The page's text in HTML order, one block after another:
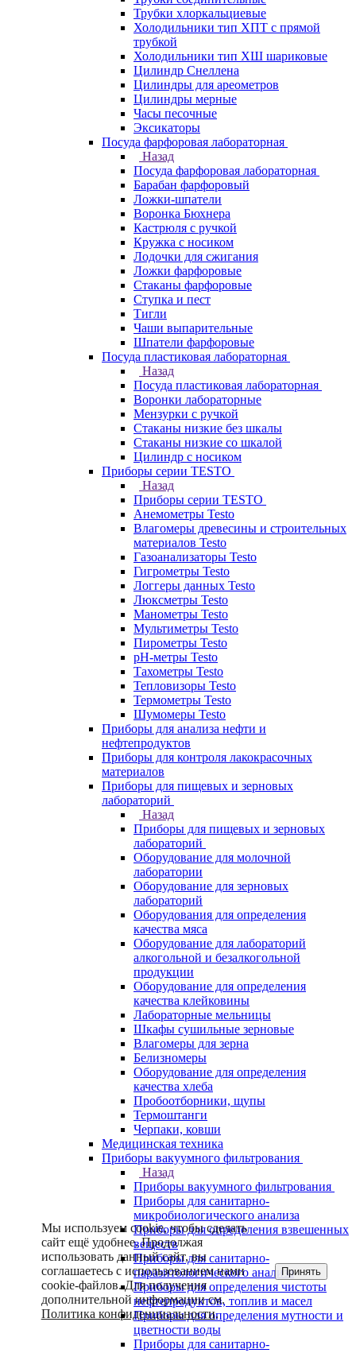
Трубки хлоркальциевые
Холодильники тип ХПТ с прямой
трубкой
Холодильники тип ХШ шариковые
Цилиндр Снеллена
Цилиндры для ареометров
Цилиндры мерные
Часы песочные
Эксикаторы
Посуда фарфоровая лабораторная
Назад
Посуда фарфоровая лабораторная
Барабан фарфоровый
Ложки-шпатели
Воронка Бюхнера
Кастрюля с ручкой
Кружка с носиком
Лодочки для сжигания
Ложки фарфоровые
Стаканы фарфоровые
Ступка и пест
Тигли
Чаши выпарительные
Шпатели фарфоровые
Посуда пластиковая лабораторная
Назад
Посуда пластиковая лабораторная
Воронки лабораторные
Мензурки с ручкой
Стаканы низкие без шкалы
Стаканы низкие со шкалой
Цилиндр с носиком
Приборы серии TESTO
Назад
Приборы серии TESTO
Анемометры Testo
Влагомеры древесины и строительных
материалов Testo
Газоанализаторы Testo
Гигрометры Testo
Логгеры данных Testo
Люксметры Testo
Манометры Testo
Мультиметры Testo
Пирометры Testo
pH-метры Testo
Тахометры Testo
Тепловизоры Testo
Термометры Testo
Шумомеры Testo
Приборы для анализа нефти и
нефтепродуктов
Приборы для контроля лакокрасочных
материалов
Приборы для пищевых и зерновых
лабораторий
Назад
Приборы для пищевых и зерновых
лабораторий
Оборудование для молочной
лаборатории
Оборудование для зерновых
лабораторий
Оборудования для определения
качества мяса
Оборудование для лабораторий
алкогольной и безалкогольной
продукции
Оборудование для определения
качества клейковины
Лабораторные мельницы
Шкафы сушильные зерновые
Влагомеры для зерна
Белизномеры
Оборудование для определения
качества хлеба
Пробоотборники, щупы
Термоштанги
Черпаки, ковши
Медицинская техника
Приборы вакуумного фильтрования
Назад
Приборы вакуумного фильтрования
Приборы для санитарно-
микробиологического анализа
Приборы для определения взвешенных
веществ
Приборы для санитарно-
паразитологического анализа
Приборы для определения чистоты
нефтепродуктов, топлив и масел
Приборы для определения мутности и
цветности воды
Приборы для санитарно-
Мы используем cookie, чтобы сделать
сайт ещё удобнее. Продолжая
использовать данный сайт, вы
соглашаетесь с использованием нами
cookie-файлов. Для получения
дополнительной информации см.
Политика конфиденциальности.
Принять